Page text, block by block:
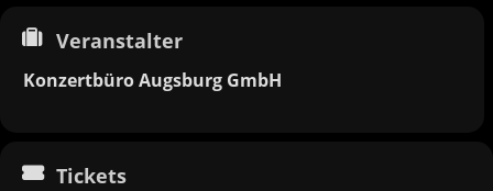
Veranstalter
Konzertbüro Augsburg GmbH
Tickets